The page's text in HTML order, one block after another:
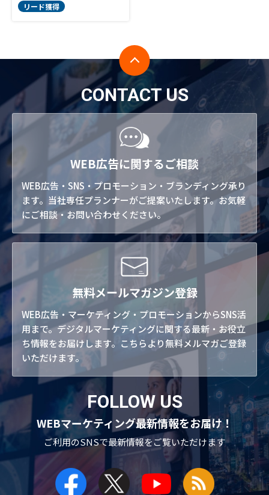
リード獲得
CONTACT US
WEB広告に関するご相談
WEB広告・SNS・プロモーション・ブランディング承り
ます。当社専任プランナーがご提案いたします。お気軽
にご相談・お問い合わせください。
無料メールマガジン登録
WEB広告・マーケティング・プロモーションからSNS活
用まで。デジタルマーケティングに関する最新・お役立
ち情報をお届けします。こちらより無料メルマガご登録
いただけます。
FOLLOW US
WEBマーケティング最新情報をお届け！
ご利用のSNSで最新情報をご覧いただけます